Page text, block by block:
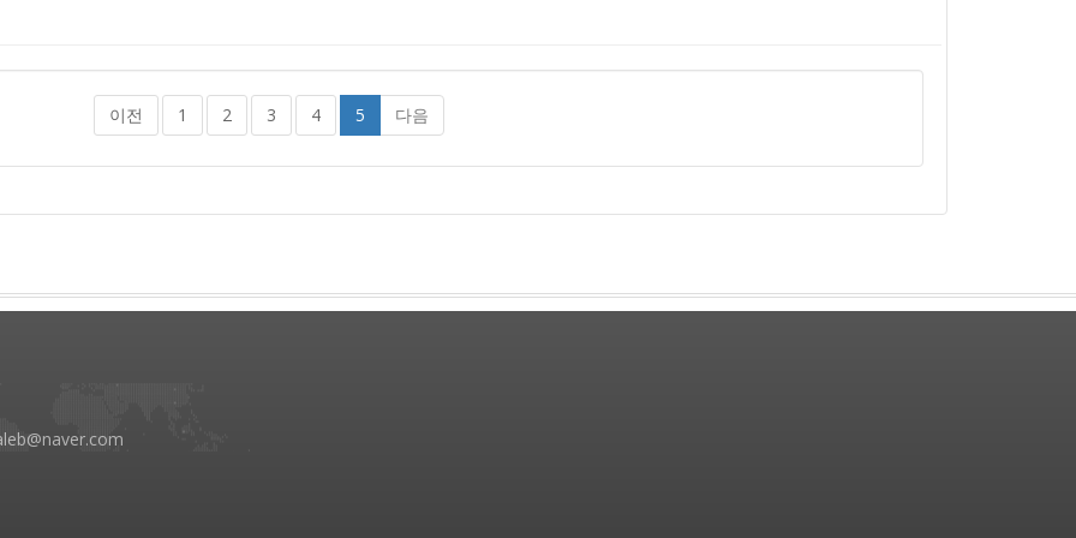
이전 1 2 3 4 5 다음